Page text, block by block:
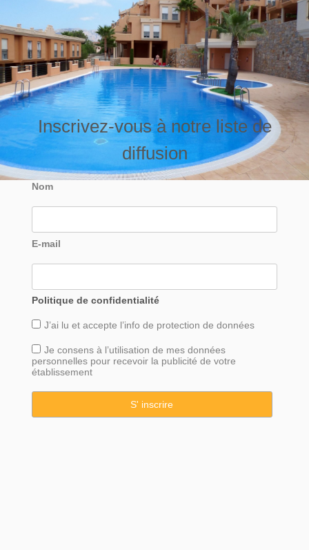
Inscrivez-vous à notre liste de
diffusion
Nom
E-mail
Politique de confidentialité
J’ai lu et accepte l’info de protection de données
Je consens à l’utilisation de mes données
personnelles pour recevoir la publicité de votre
établissement